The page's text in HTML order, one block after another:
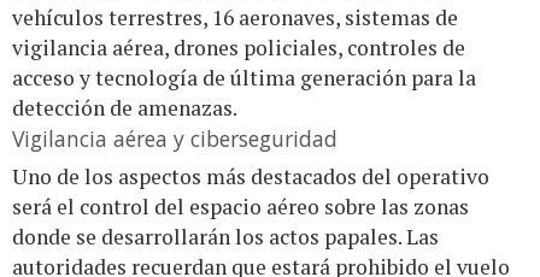
vehículos terrestres, 16 aeronaves, sistemas de
vigilancia aérea, drones policiales, controles de
acceso y tecnología de última generación para la
detección de amenazas.
Vigilancia aérea y ciberseguridad
Uno de los aspectos más destacados del operativo
será el control del espacio aéreo sobre las zonas
donde se desarrollarán los actos papales. Las
autoridades recuerdan que estará prohibido el vuelo